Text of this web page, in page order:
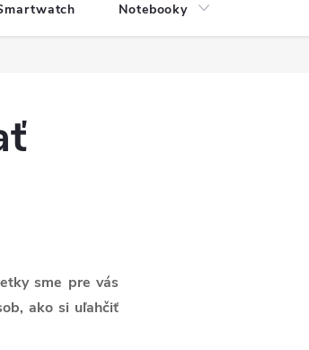
Notebooky
sme pre vás
ako si uľahčiť